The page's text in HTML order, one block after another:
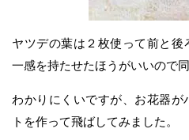
ヤツデの葉は２枚使って前と
一感を持たせたほうがいいので
わかりにくいですが、お花器
トを作って飛ばしてみました。